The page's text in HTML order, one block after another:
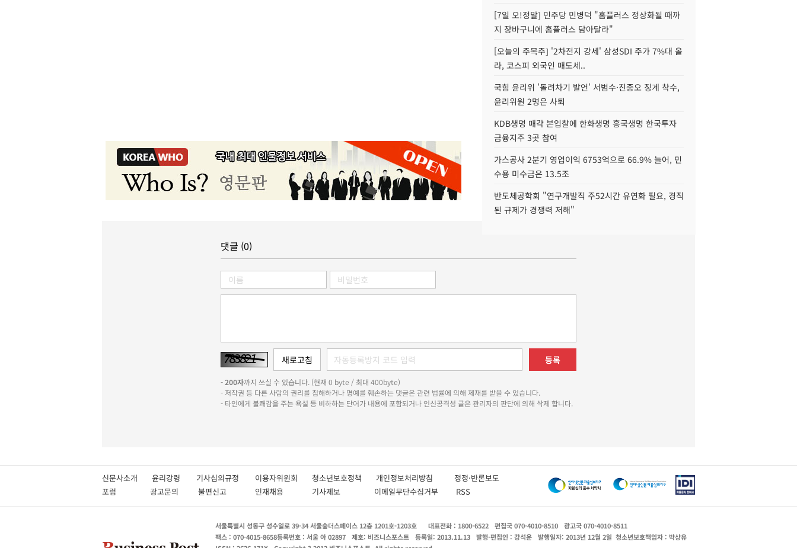
[7일 오!정말] 민주당 민병덕 "홈플러스 정상화될 때까
지 장바구니에 홈플러스 담아달라"
[오늘의 주목주] '2차전지 강세' 삼성SDI 주가 7%대 올
라, 코스피 외국인 매도세..
국힘 윤리위 '돌려차기 발언' 서범수·진종오 징계 착수,
윤리위원 2명은 사퇴
KDB생명 매각 본입찰에 한화생명 흥국생명 한국투자
금융지주 3곳 참여
가스공사 2분기 영업이익 6753억으로 66.9% 늘어, 민
수용 미수금은 13.5조
반도체공학회 "연구개발직 주52시간 유연화 필요, 경직
된 규제가 경쟁력 저해"
댓글 (0)
등록
-200자까지 쓰실 수 있습니다. (현재 0 byte / 최대 400byte)
- 저작권 등 다른 사람의 권리를 침해하거나 명예를 훼손하는 댓글은 관련 법률에 의해 제재를 받을 수 있습니다.
- 타인에게 불쾌감을 주는 욕설 등 비하하는 단어가 내용에 포함되거나 인신공격성 글은 관리자의 판단에 의해 삭제 합니다.
신문사소개 윤리강령 기사심의규정 이용자위원회 청소년보호정책 개인정보처리방침 정정·반론보도
포럼
광고문의 불편신고 인재채용 기사제보 이메일무단수집거부 RSS
서울특별시 성동구 성수일로 39-34 서울숲더스페이스 12층 1201호-1203호 대표전화 : 1800-6522 편집국 070-4010-8510
광고국 070-4010-8511
팩스 : 070-4015-8658등록번호 : 서울 아 02897 제호: 비즈니스포스트 등록일: 2013.11.13 발행·편집인 : 강석운 발행일자: 2013년 12월 2일 청소년보호책임자 : 박상유